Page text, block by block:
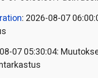
: 2026-08-07
07 05:30:04: